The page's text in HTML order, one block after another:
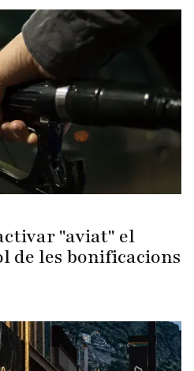
"aviat" el
de les bonificacions